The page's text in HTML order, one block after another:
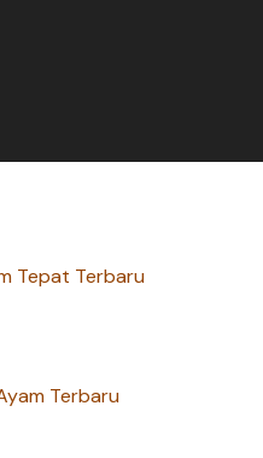
Tepat Terbaru
Terbaru